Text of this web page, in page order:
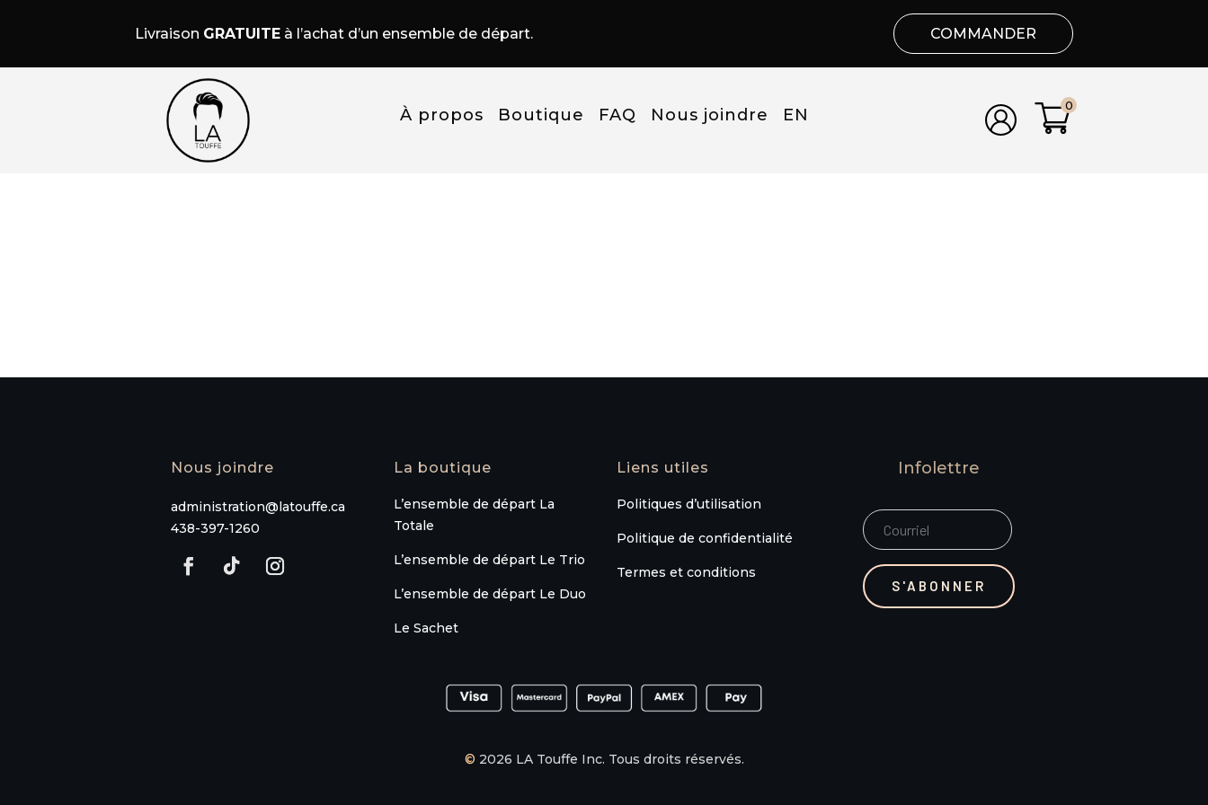
Livraison GRATUITE à l’achat d’un ensemble de départ. COMMANDER
À propos Boutique FAQ Nous joindre EN 0
Nous joindre
administration@latouffe.ca
438-397-1260
La boutique
L’ensemble de départ La
Totale
L’ensemble de départ Le Trio
L’ensemble de départ Le Duo
Le Sachet
Liens utiles
Politiques d’utilisation
Politique de confidentialité
Termes et conditions
Infolettre
S'ABONNER
© 2026 LA Touffe Inc. Tous droits réservés.